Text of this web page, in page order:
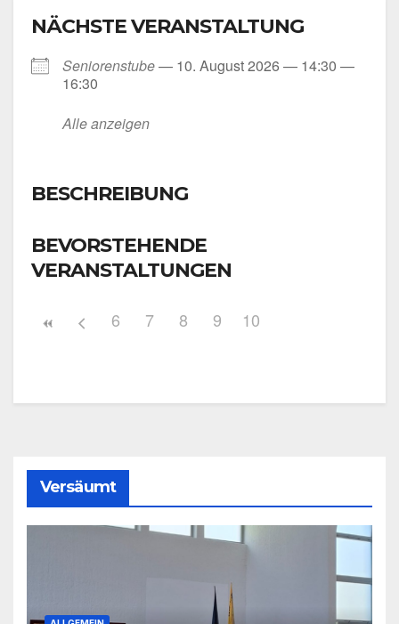
NÄCHSTE VERANSTALTUNG
Senio­ren­stu­be— 10. August 2026 — 14:30 —
16:30
Alle anzei­gen
BESCHREIBUNG
BEVORSTEHENDE
VERANSTALTUNGEN
6 7 8 9 10
Versäumt